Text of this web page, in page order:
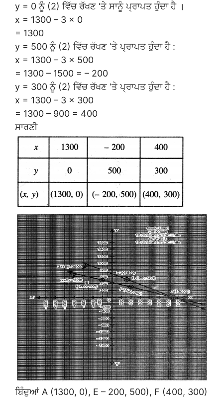
y = 0 ਨੂੰ (2) ਵਿੱਚ ਰੱਖਣ ‘ਤੇ ਸਾਨੂੰ ਪ੍ਰਾਪਤ ਹੁੰਦਾ ਹੈ ।
x = 1300 – 3 × 0
= 1300
y = 500 ਨੂੰ (2) ਵਿੱਚ ਰੱਖਣ ‘ਤੇ ਪ੍ਰਾਪਤ ਹੁੰਦਾ ਹੈ :
x = 1300 – 3 × 500
= 1300 – 1500 = – 200
y = 300 ਨੂੰ (2) ਵਿੱਚ ਰੱਖਣ ‘ਤੇ ਪ੍ਰਾਪਤ ਹੁੰਦਾ ਹੈ :
x = 1300 – 3 × 300
= 1300 – 900 = 400
ਸਾਰਣੀ
ਬਿੰਦੁਆਂ A (1300, 0), E – 200, 500), F (400, 300)